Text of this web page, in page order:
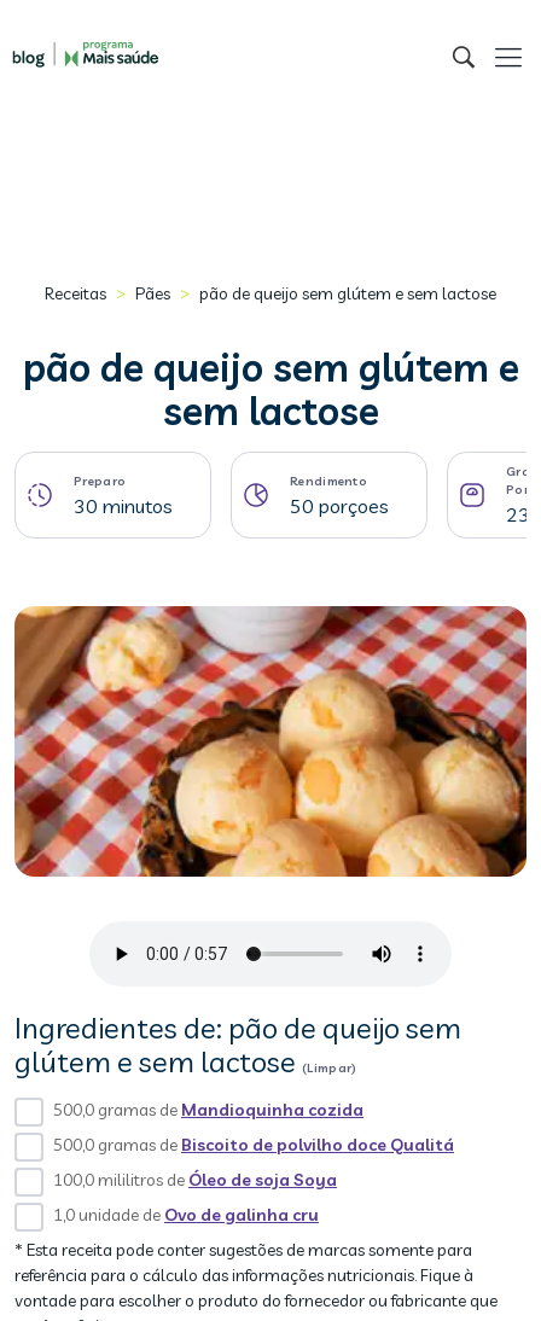
Receitas > Pães > pão de queijo sem glútem e sem lactose
pão de queijo sem glútem e
sem lactose
Preparo
30 minutos
Rendimento
50 porçoes 23
Ingredientes de: pão de queijo sem
glútem e sem lactose (Limpar)
500,0 gramas de Mandioquinha cozida
500,0 gramas de Biscoito de polvilho doce Qualitá
100,0 mililitros de Óleo de soja Soya
1,0 unidade de Ovo de galinha cru
* Esta receita pode conter sugestões de marcas somente para
referência para o cálculo das informações nutricionais. Fique à
vontade para escolher o produto do fornecedor ou fabricante que